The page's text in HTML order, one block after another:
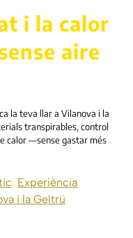
i la calor
aire
la teva llar a Vilanova i la
transpirables, control
calor —sense gastar més
, Experiència
i la Geltrú